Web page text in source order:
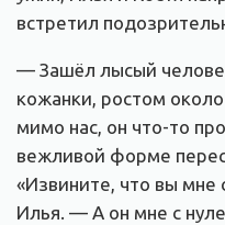
встретил
— Зашёл лысый
кожанки, ростом
мимо нас, он что-то
вежливой форме
«Извините, что вы мне
Илья. — А он мне с